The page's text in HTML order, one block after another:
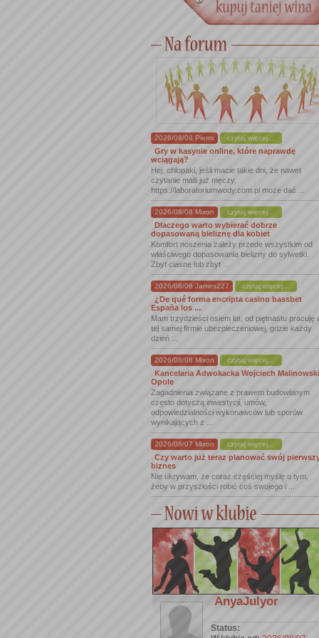
2026/08/08 Pierro czytaj więcej...
Gry w kasynie online, które naprawdę
wciągają?
Hej, chłopaki, jeśli macie takie dni, że nawet
czytanie maili już męczy,
https://laboratoriumwody.com.pl może dać ...
2026/08/08 Mixon czytaj więcej...
Dlaczego warto wybierać dobrze
dopasowaną bieliznę dla kobiet
Komfort noszenia zależy przede wszystkim od
właściwego dopasowania bielizny do sylwetki.
Zbyt ciasne lub zbyt ...
2026/08/08 James227 czytaj więcej...
¿De qué forma encripta casino bassbet
España los ...
Mam trzydzieści osiem lat, od piętnastu pracuję
tej samej firmie ubezpieczeniowej, gdzie każdy
dzień ...
2026/08/08 Mixon czytaj więcej...
Kancelaria Adwokacka Wojciech Malinowski
Opole
Zagadnienia związane z prawem budowlanym
często dotyczą inwestycji, umów,
odpowiedzialności wykonawców lub sporów
wynikających z ...
2026/08/07 Mixon czytaj więcej...
Czy warto już teraz planować swój
biznes
Nie ukrywam, że coraz częściej myślę o tym,
żeby w przyszłości robić coś swojego i ...
AnyaJulyor
Status: